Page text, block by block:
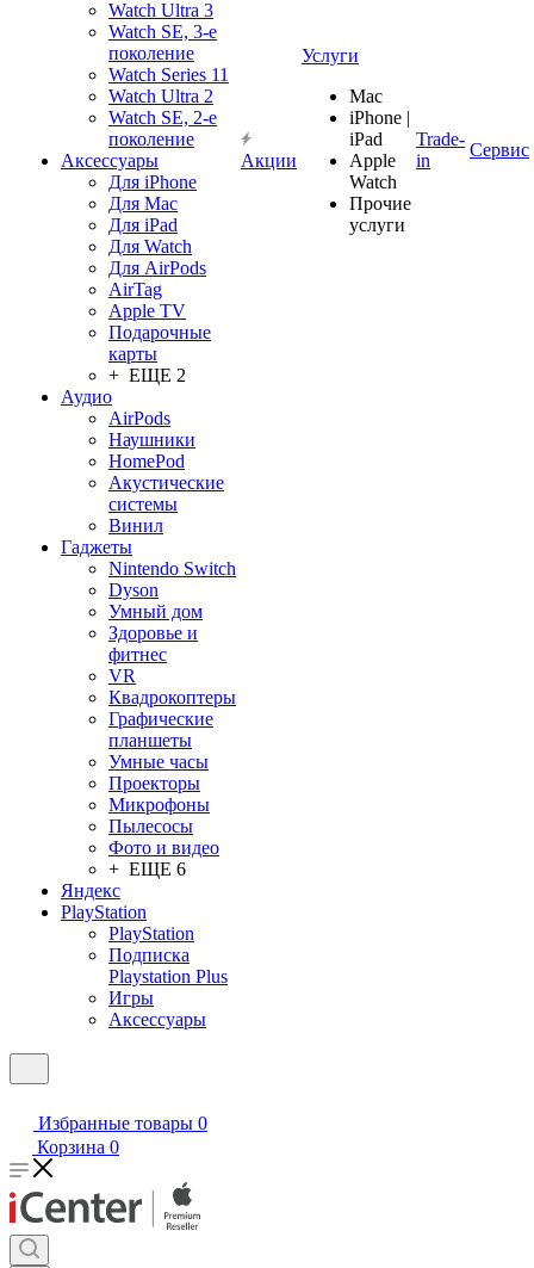
Watch Ultra 3
Watch SE, 3-е
поколение
Watch Series 11
Watch Ultra 2
Watch SE, 2-е
поколение
Аксессуары
Для iPhone
Для Mac
Для iPad
Для Watch
Для AirPods
AirTag
Apple TV
Подарочные
карты
+ ЕЩЕ 2
Аудио
AirPods
Наушники
HomePod
Акустические
системы
Винил
Гаджеты
Nintendo Switch
Dyson
Умный дом
Здоровье и
фитнес
VR
Квадрокоптеры
Графические
планшеты
Умные часы
Проекторы
Микрофоны
Пылесосы
Фото и видео
+ ЕЩЕ 6
Яндекс
PlayStation
PlayStation
Подписка
Playstation Plus
Игры
Аксессуары
Акции
Услуги
Mac
iPhone |
iPad
Apple
Watch
Прочие
услуги
Trade-
in
Сервис
Избранные товары 0
Корзина 0